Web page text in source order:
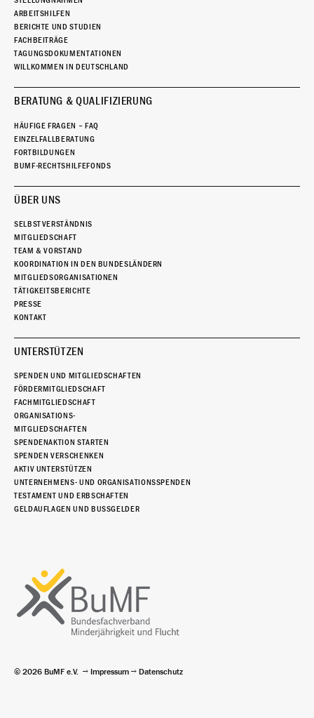
ARBEITSHILFEN
BERICHTE UND STUDIEN
FACHBEITRÄGE
TAGUNGSDOKUMENTATIONEN
WILLKOMMEN IN DEUTSCHLAND
BERATUNG & QUALIFIZIERUNG
HÄUFIGE FRAGEN – FAQ
EINZELFALLBERATUNG
FORTBILDUNGEN
BUMF-RECHTSHILFEFONDS
ÜBER UNS
SELBSTVERSTÄNDNIS
MITGLIEDSCHAFT
TEAM & VORSTAND
KOORDINATION IN DEN BUNDESLÄNDERN
MITGLIEDSORGANISATIONEN
TÄTIGKEITSBERICHTE
PRESSE
KONTAKT
UNTERSTÜTZEN
SPENDEN UND MITGLIEDSCHAFTEN
FÖRDERMITGLIEDSCHAFT
FACHMITGLIEDSCHAFT
ORGANISATIONS-
MITGLIEDSCHAFTEN
SPENDENAKTION STARTEN
SPENDEN VERSCHENKEN
AKTIV UNTERSTÜTZEN
UNTERNEHMENS- UND ORGANISATIONSSPENDEN
TESTAMENT UND ERBSCHAFTEN
GELDAUFLAGEN UND BUSSGELDER
© 2026 BuMF e.V. Impressum Datenschutz